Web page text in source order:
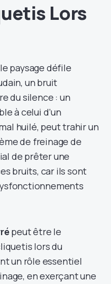
Lors
paysage défile
un bruit
du silence : un
à celui d’un
huilé, peut trahir un
de freinage de
de prêter une
bruits, car ils sont
peut être le
lors du
un rôle essentiel
en exerçant une